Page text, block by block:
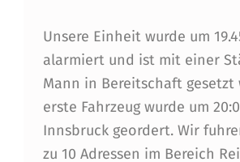
C
H
A
F
T
Unsere Einheit wurde um
alarmiert und ist mit einer
Mann in Bereitschaft gesetzt
erste Fahrzeug wurde um
Innsbruck geordert. Wir
zu 10 Adressen im Bereich